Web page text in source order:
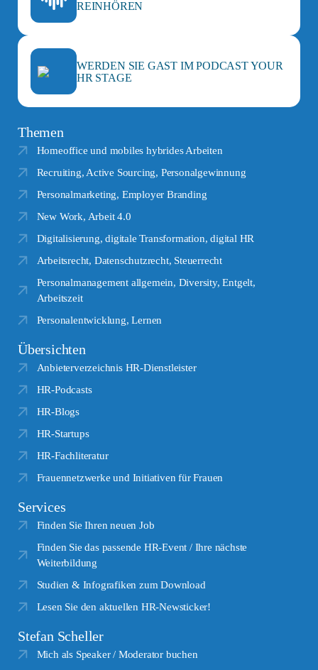
REINHÖREN
WERDEN SIE GAST IM PODCAST YOUR
HR STAGE
Themen
Homeoffice und mobiles hybrides Arbeiten
Recruiting, Active Sourcing, Personalgewinnung
Personalmarketing, Employer Branding
New Work, Arbeit 4.0
Digitalisierung, digitale Transformation, digital HR
Arbeitsrecht, Datenschutzrecht, Steuerrecht
Personalmanagement allgemein, Diversity, Entgelt,
Arbeitszeit
Personalentwicklung, Lernen
Übersichten
Anbieterverzeichnis HR-Dienstleister
HR-Podcasts
HR-Blogs
HR-Startups
HR-Fachliteratur
Frauennetzwerke und Initiativen für Frauen
Services
Finden Sie Ihren neuen Job
Finden Sie das passende HR-Event / Ihre nächste
Weiterbildung
Studien & Infografiken zum Download
Lesen Sie den aktuellen HR-Newsticker!
Stefan Scheller
Mich als Speaker / Moderator buchen